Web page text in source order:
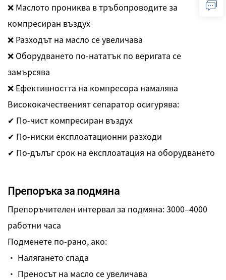
❌ Маслото прониква в тръбопроводите за
компресиран въздух
❌ Разходът на масло се увеличава
❌ Оборудването по-нататък по веригата се
замърсява
❌ Ефективността на компресора намалява
Висококачественият сепаратор осигурява:
✔ По-чист компресиран въздух
✔ По-ниски експлоатационни разходи
✔ По-дълъг срок на експлоатация на оборудването
Препоръка за подмяна
Препоръчителен интервал за подмяна: 3000–4000
работни часа
Подменете по-рано, ако:
· Налягането спада
· Преносът на масло се увеличава